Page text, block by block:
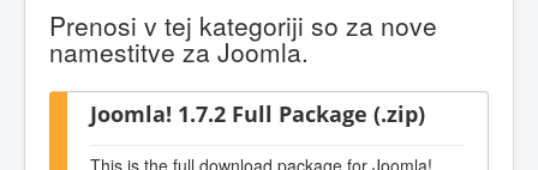
Prenosi v tej kategoriji so za nove
namestitve za Joomla.
Joomla! 1.7.2 Full Package (.zip)